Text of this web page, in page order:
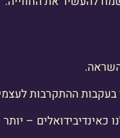
ההתקרבות
–